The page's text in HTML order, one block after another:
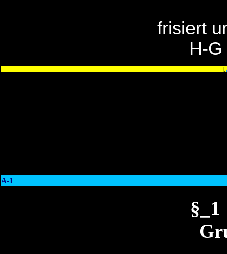
frisiert
H-
[
A-1